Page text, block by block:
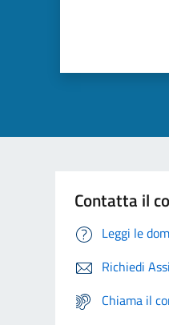
Contatta il
Leggi le
Richiedi
Chiama il